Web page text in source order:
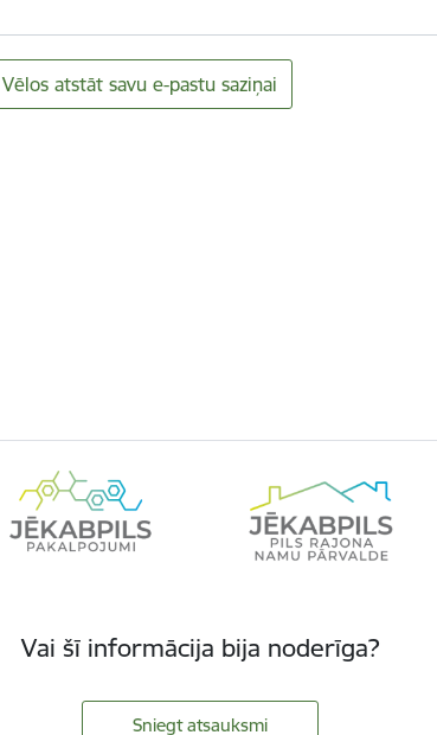
Vēlos atstāt savu e-pastu saziņai
Vai šī informācija bija noderīga?
Sniegt atsauksmi